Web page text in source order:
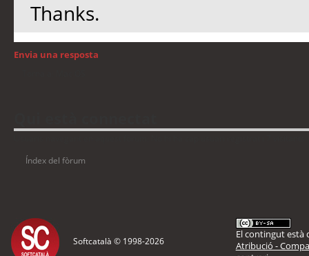
Thanks.
Envia una resposta
Índex del fòrum
Softcatalà © 1998-2026
El contingut està
Atribució -